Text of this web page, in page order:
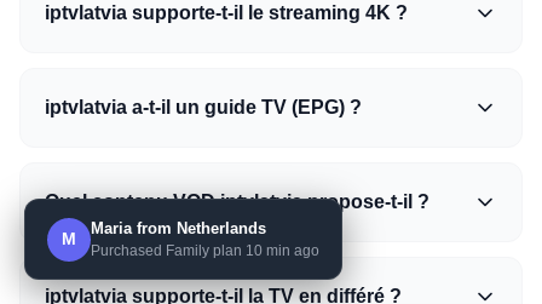
iptvlatvia supporte-t-il le streaming 4K ?
iptvlatvia a-t-il un guide TV (EPG) ?
Quel contenu VOD iptvlatvia propose-t-il ?
iptvlatvia supporte-t-il la TV en différé ?
M
Maria from Netherlands
Purchased Family plan 10 min ago